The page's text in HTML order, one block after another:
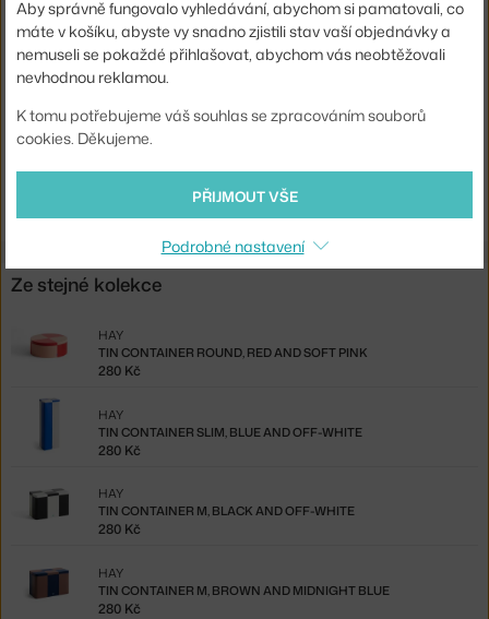
Materiál:
plech
Kód produktu HAY-AE360-A907-AT54
EAN
5710441419419
Ste zo Slovenska? Prejdite na
Tin Container Round, burgundy and
Shopping from the EU? Switch toTin Container Round, burgundy
Ze stejné kolekce
TIN CONTAINER ROUND, RED AND SOFT PINK
HAY
280 Kč
TIN CONTAINER SLIM, BLUE AND OFF-WHITE
HAY
280 Kč
TIN CONTAINER M, BLACK AND OFF-WHITE
HAY
280 Kč
TIN CONTAINER M, BROWN AND MIDNIGHT BLUE
HAY
280 Kč
Aby správně fungovalo vyhledávání, abychom si pamatovali, co
máte v košíku, abyste vy snadno zjistili stav vaší objednávky a
nemuseli se pokaždé přihlašovat, abychom vás neobtěžovali
nevhodnou reklamou.
K tomu potřebujeme váš souhlas se zpracováním souborů
cookies. Děkujeme.
PŘIJMOUT VŠE
Podrobné nastavení